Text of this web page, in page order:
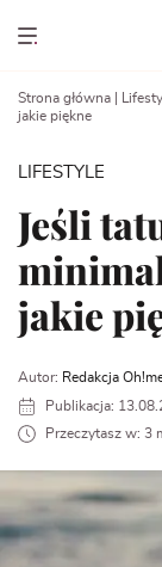
Show menu
Strona główna
jakie piękne
LIFESTYLE
Jeśli
jakie
Autor: Redakcja
Publikacja:
Przeczytasz w: 3